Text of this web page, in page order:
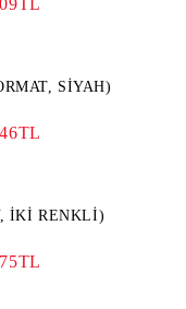
SİYAH)
İKİ RENKLİ)